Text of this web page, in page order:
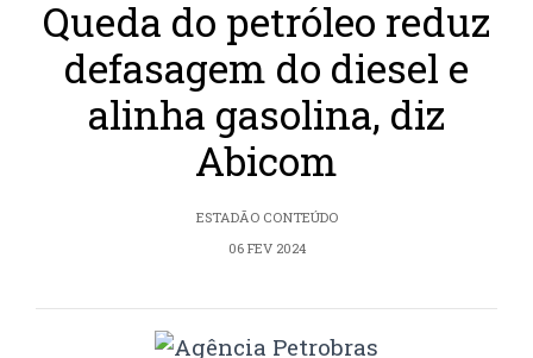
Queda do petróleo reduz
defasagem do diesel e
alinha gasolina, diz
Abicom
ESTADÃO CONTEÚDO
06 FEV 2024